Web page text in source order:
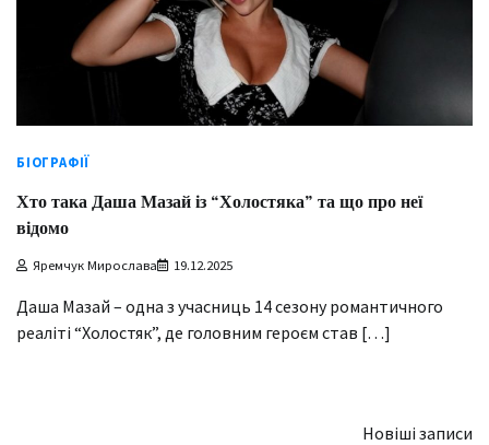
БІОГРАФІЇ
Хто така Даша Мазай із “Холостяка” та що про неї
відомо
Яремчук Мирослава 19.12.2025
Даша Мазай – одна з учасниць 14 сезону романтичного
реаліті “Холостяк”, де головним героєм став […]
Новіші записи